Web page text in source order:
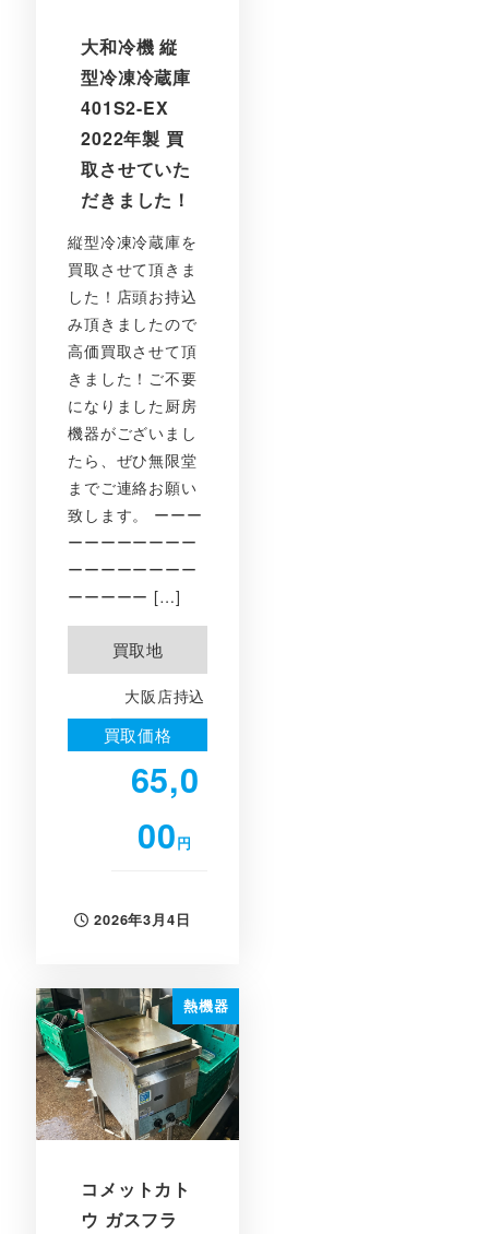
大和冷機 縦
型冷凍冷蔵庫
401S2-EX
2022年製 買
取させていた
だきました！
縦型冷凍冷蔵庫を
買取させて頂きま
した！店頭お持込
み頂きましたので
高価買取させて頂
きました！ご不要
になりました厨房
機器がございまし
たら、ぜひ無限堂
までご連絡お願い
致します。 ーーー
ーーーーーーーー
ーーーーーーーー
ーーーーー […]
買取地
大阪店持込
買取価格
65,0
00円
投稿日
2026年3月4日
熱機器
コメットカト
ウ ガスフラ